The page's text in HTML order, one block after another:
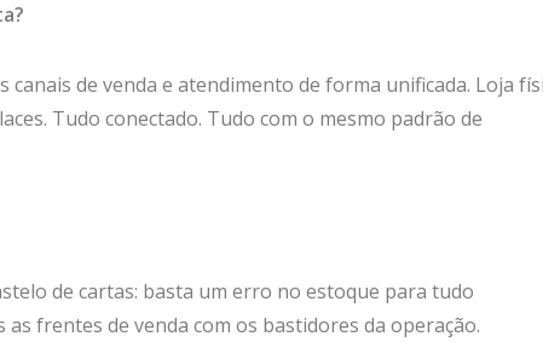
de venda e atendimento de forma unificada. Loja
Tudo conectado. Tudo com o mesmo padrão de
de cartas: basta um erro no estoque para tudo
frentes de venda com os bastidores da operação.